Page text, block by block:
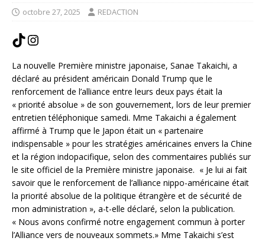
octobre 27, 2025 REDACTION
La nouvelle Première ministre japonaise, Sanae Takaichi, a
déclaré au président américain Donald Trump que le
renforcement de l’alliance entre leurs deux pays était la
« priorité absolue » de son gouvernement, lors de leur premier
entretien téléphonique samedi. Mme Takaichi a également
affirmé à Trump que le Japon était un « partenaire
indispensable » pour les stratégies américaines envers la Chine
et la région indopacifique, selon des commentaires publiés sur
le site officiel de la Première ministre japonaise. « Je lui ai fait
savoir que le renforcement de l’alliance nippo-américaine était
la priorité absolue de la politique étrangère et de sécurité de
mon administration », a-t-elle déclaré, selon la publication.
« Nous avons confirmé notre engagement commun à porter
l’Alliance vers de nouveaux sommets.» Mme Takaichi s’est